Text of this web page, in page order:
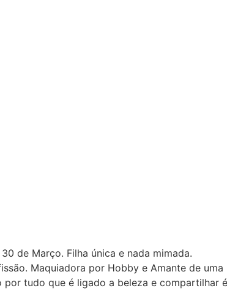
de Março. Filha única e nada mimada.
Maquiadora por Hobby e Amante de uma
por tudo que é ligado a beleza e compartilhar é